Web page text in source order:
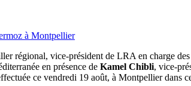
à Montpellier
régional, vice-président de LRA en charge
en présence de Kamel Chibli, vice-
ce vendredi 19 août, à Montpellier dans